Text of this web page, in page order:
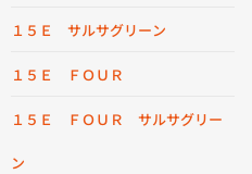
１５Ｅ サルサグリーン
１５Ｅ ＦＯＵＲ
１５Ｅ ＦＯＵＲ サルサグリー
ン